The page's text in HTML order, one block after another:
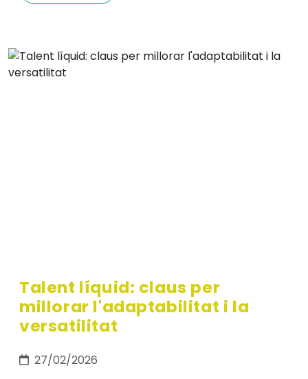
Talent líquid: claus per
millorar l'adaptabilitat i la
versatilitat
27/02/2026